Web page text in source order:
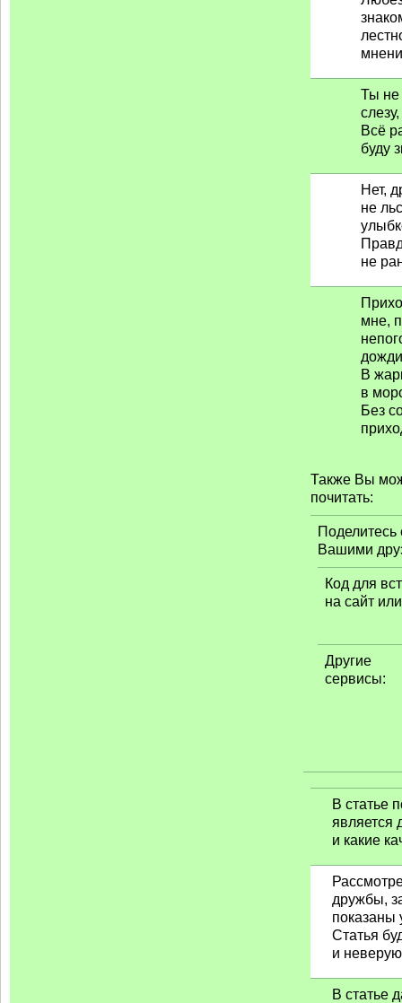
Ты не
Всё
буду
Нет,
не
не
мне,
В
в
Без
Также Вы
почитать:
Поделитесь
Вашими
Код для
на сайт
Другие
сервисы:
В статье
является
и какие
дружбы,
показаны
Статья
и
В статье